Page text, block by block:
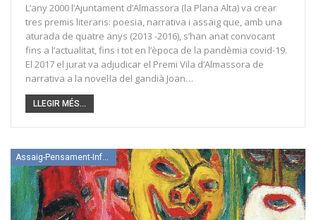
L’any 2000 l’Ajuntament d’Almassora (la Plana Alta) va crear
tres premis literaris: poesia, narrativa i assaig que, amb una
aturada de quatre anys (2013 -2016), s’han anat convocant
fins a l’actualitat, fins i tot en l’època de la pandèmia covid-19.
El 2017 el jurat va adjudicar el Premi Vila d’Almassora de
narrativa a la novel·la del gandià Joan…
LLEGIR MÉS...
Assaig-Pensament-Informació